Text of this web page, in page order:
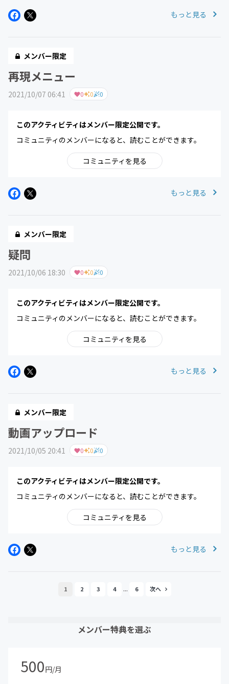
もっと見る
メンバー限定
再現メニュー
2021/10/07 06:41 0 0 0
このアクティビティはメンバー限定公開です。
コミュニティのメンバーになると、読むことができます。
コミュニティを見る
もっと見る
メンバー限定
疑問
2021/10/06 18:30 0 0 0
このアクティビティはメンバー限定公開です。
コミュニティのメンバーになると、読むことができます。
コミュニティを見る
もっと見る
メンバー限定
動画アップロード
2021/10/05 20:41 0 0 0
このアクティビティはメンバー限定公開です。
コミュニティのメンバーになると、読むことができます。
コミュニティを見る
もっと見る
1 2 3 4 ... 6
メンバー特典を選ぶ
500円/月